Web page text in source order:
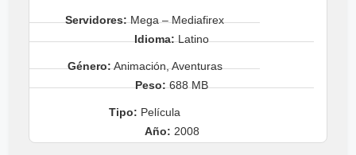
Servidores:Mega – Mediafirex
Idioma:Latino
Género:Animación, Aventuras
Peso:688 MB
Tipo: Película
Año: 2008